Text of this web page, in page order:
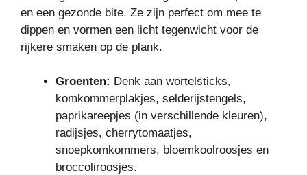
en een gezonde bite. Ze zijn perfect om mee te
dippen en vormen een licht tegenwicht voor de
rijkere smaken op de plank.
Groenten: Denk aan wortelsticks,
komkommerplakjes, selderijstengels,
paprikareepjes (in verschillende kleuren),
radijsjes, cherrytomaatjes,
snoepkomkommers, bloemkoolroosjes en
broccoliroosjes.